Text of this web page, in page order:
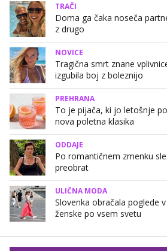
TRAČI
Doma ga čaka noseča
z drugo
NOVICE
Tragična smrt znane
izgubila boj z boleznijo
PREHRANA
To je pijača, ki jo letošnje
nova poletna klasika
ODDAJE
Po romantičnem zmenku
preobrat
ULIČNA MODA
Slovenka obračala poglede
ženske po vsem svetu